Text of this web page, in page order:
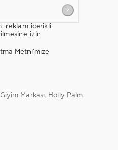
reklam içerikli
izin
Metni’mize
Markası. Holly Palm